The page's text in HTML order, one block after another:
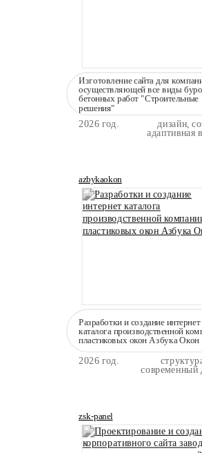
Изготовление сайта для
осуществляющей все виды
бетонных работ "Строительные
решения"
2026 год. дизайн,
адаптивная
azbykaokon
Разработки и создание интернет
каталога производственной
пластиковых окон Азбука Окон
2026 год.
современный
zsk-panel